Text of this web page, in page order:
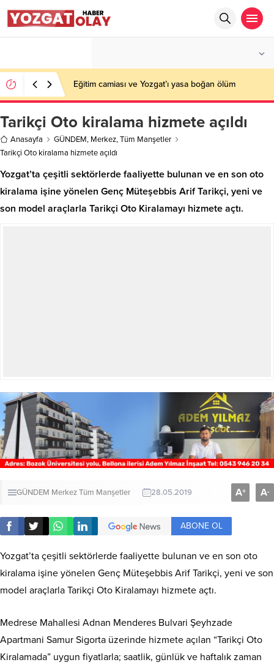
Eğitim camiası ve Yozgat’ı yasa boğan ölüm
Tarikçi Oto kiralama hizmete açıldı
Anasayfa GÜNDEM, Merkez,Tüm Manşetler
Tarikçi Oto kiralama hizmete açıldı
Yozgat’ta çeşitli sektörlerde faaliyette bulunan ve en son oto
kiralama işine yönelen Genç Müteşebbis Arif Tarikçi, yeni ve
son model araçlarla Tarikçi Oto Kiralamayı hizmete açtı.
GÜNDEM MerkezTüm Manşetler 28.05.2019 A+ A-
ABONE OL
Yozgat’ta çeşitli sektörlerde faaliyette bulunan ve en son oto
kiralama işine yönelen Genç Müteşebbis Arif Tarikçi, yeni ve son
model araçlarla Tarikçi Oto Kiralamayı hizmete açtı.
Medrese Mahallesi Adnan Menderes Bulvari Şeyhzade
Apartmani Samur Sigorta üzerinde hizmete açılan “Tarikçi Oto
Kiralamada” uygun fiyatlarla; saatlik, günlük ve haftalık zaman